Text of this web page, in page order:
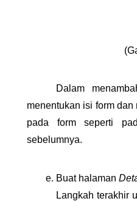
Dalam
menentukan isi form
pada form seperti
sebelumnya.
Buat halaman
Langkah terakhir